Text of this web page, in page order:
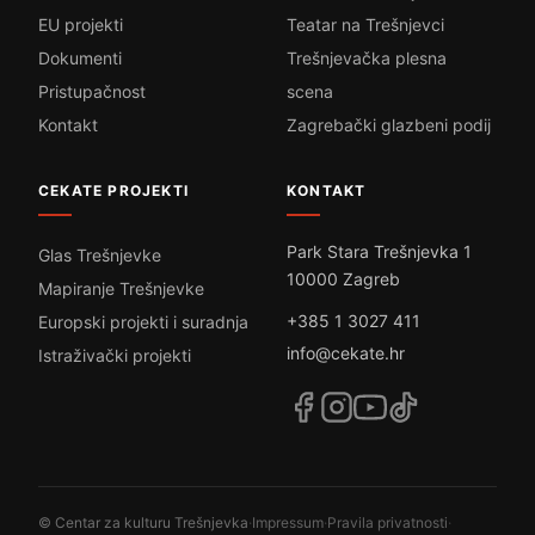
EU projekti
Dokumenti
Pristupačnost
Kontakt
Teatar na Trešnjevci
Trešnjevačka plesna
scena
Zagrebački glazbeni podij
CEKATE PROJEKTI
Glas Trešnjevke
Mapiranje Trešnjevke
Europski projekti i suradnja
Istraživački projekti
KONTAKT
Park Stara Trešnjevka 1
10000 Zagreb
+385 1 3027 411
info@cekate.hr
© Centar za kulturu Trešnjevka·Impressum·Pravila privatnosti·